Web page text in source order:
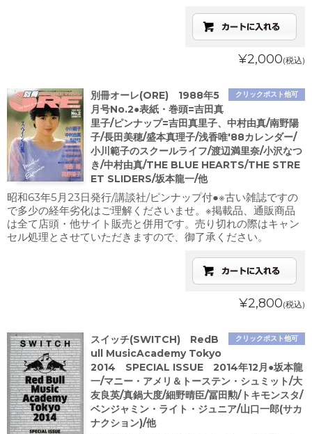
¥2,000(税込)
クリックポスト他可
別冊オーレ(ORE) 1988年5
月号No.2●表紙・巻頭=吉田真
里子/ピンナップ=吉田真里子、中村由真/南野陽
子/長田美穂/盛本真理子/浅香唯'88カレンダー/
小川範子のスクールライフ/渡辺満里奈/小沢なつ
き/中村由真/THE BLUE HEARTS/THE STRE
ET SLIDERS/坂本龍一/他
昭和63年5月23日発行/講談社/ピンナップ付●※古い雑誌ですの
で多少の経年劣化はご理解くださいませ。※掲載品、通販商品
は全て店頭・他サイト販売と併用です。売り切れの際はキャン
セル処理とさせていただきますので、御了承ください。
¥2,800(税込)
クリックポスト他可
スイッチ(SWITCH) RedB
ull MusicAcademy Tokyo
2014 SPECIAL ISSUE 2014年12月●坂本龍
一/マニー・アメリ＆トーステン・シュミット/大
友良英/真鍋大度/細野晴臣/冨田勲/トキモンスタ/
ベンジャミン・ライト・ジュニア/山口一郎(サカ
ナクション)/他